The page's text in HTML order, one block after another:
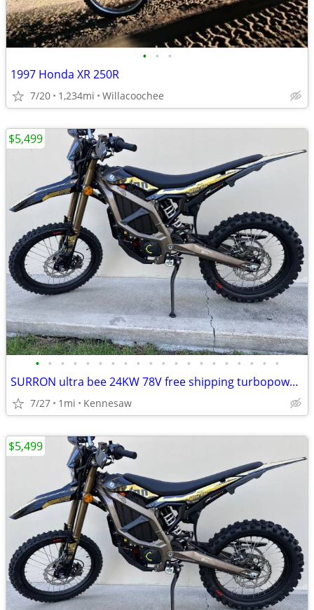
• • •
1997 Honda XR 250R
7/20 1,234mi Willacoochee
• • • • • • • • • • • • • • • • • • • •
SURRON ultra bee 24KW 78V free shipping turbopowersports
7/27 1mi Kennesaw
$5,499
$5,499